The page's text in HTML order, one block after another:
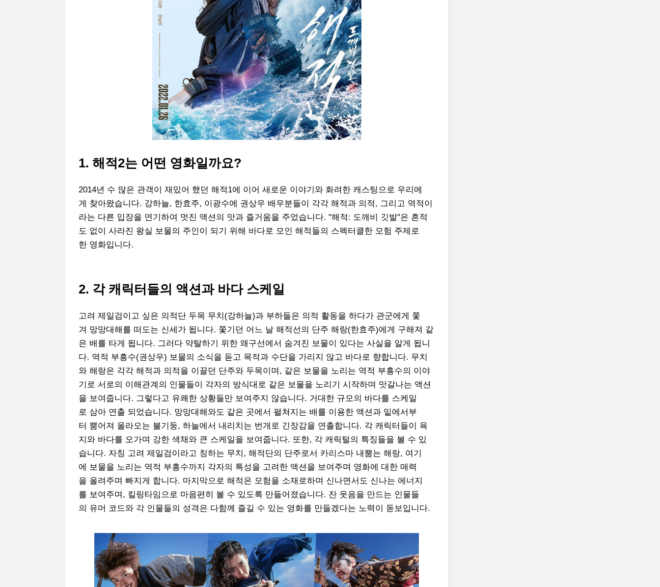
1. 해적2는 어떤 영화일까요?
2014년 수 많은 관객이 재밌어 했던 해적1에 이어 새로운 이야기와 화려한 캐스팅으로 우리에
게 찾아왔습니다. 강하늘, 한효주, 이광수에 권상우 배우분들이 각각 해적과 의적, 그리고 역적이
라는 다른 입장을 연기하여 멋진 액션의 맛과 즐거움을 주었습니다. "해적: 도깨비 깃발"은 흔적
도 없이 사라진 왕실 보물의 주인이 되기 위해 바다로 모인 해적들의 스펙터클한 모험 주제로
한 영화입니다.
2. 각 캐릭터들의 액션과 바다 스케일
고려 제일검이고 싶은 의적단 두목 무치(강하늘)과 부하들은 의적 활동을 하다가 관군에게 쫓
겨 망망대해를 떠도는 신세가 됩니다. 쫓기던 어느 날 해적선의 단주 해랑(한효주)에게 구해져 같
은 배를 타게 됩니다. 그러다 약탈하기 위한 왜구선에서 숨겨진 보물이 있다는 사실을 알게 됩니
다. 역적 부흥수(권상우) 보물의 소식을 듣고 목적과 수단을 가리지 않고 바다로 향합니다. 무치
와 해랑은 각각 해적과 의적을 이끌던 단주와 두목이며, 같은 보물을 노리는 역적 부흥수의 이야
기로 서로의 이해관계의 인물들이 각자의 방식대로 같은 보물을 노리기 시작하며 맛갈나는 액션
을 보여줍니다. 그렇다고 유쾌한 상황들만 보여주지 않습니다. 거대한 규모의 바다를 스케일
로 삼아 연출 되었습니다. 망망대해와도 같은 곳에서 펼쳐지는 배를 이용한 액션과 밑에서부
터 뿜어져 올라오는 불기둥, 하늘에서 내리치는 번개로 긴장감을 연출합니다. 각 캐릭터들이 육
지와 바다를 오가며 강한 색채와 큰 스케일을 보여줍니다. 또한, 각 캐릭털의 특징들을 볼 수 있
습니다. 자칭 고려 제일검이라고 칭하는 무치, 해적단의 단주로서 카리스마 내뿜는 해랑, 여기
에 보물을 노리는 역적 부흥수까지 각자의 특성을 고려한 액션을 보여주며 영화에 대한 매력
을 올려주며 빠지게 합니다. 마지막으로 해적은 모험을 소재로하며 신나면서도 신나는 에너지
를 보여주며, 킬링타임으로 마음편히 볼 수 있도록 만들어졌습니다. 잔 웃음을 만드는 인물들
의 유머 코드와 각 인물들의 성격은 다함께 즐길 수 있는 영화를 만들겠다는 노력이 돋보입니다.